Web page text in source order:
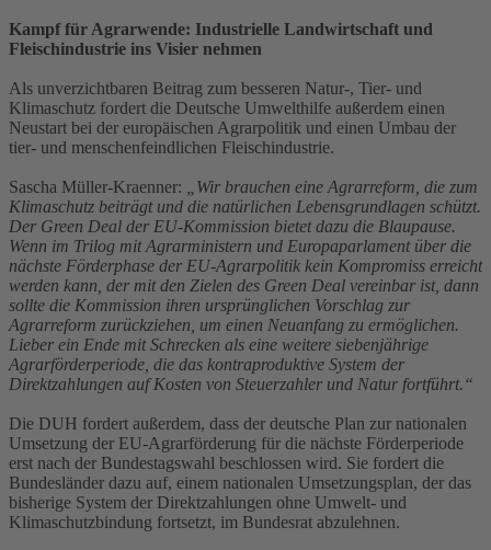
Kampf für Agrarwende: Industrielle Landwirtschaft und
Fleischindustrie ins Visier nehmen
Als unverzichtbaren Beitrag zum besseren Natur-, Tier- und
Klimaschutz fordert die Deutsche Umwelthilfe außerdem einen
Neustart bei der europäischen Agrarpolitik und einen Umbau der
tier- und menschenfeindlichen Fleischindustrie.
Sascha Müller-Kraenner:
„Wir brauchen eine Agrarreform, die zum
Klimaschutz beiträgt und die natürlichen Lebensgrundlagen schützt.
Der Green Deal der EU-Kommission bietet dazu die Blaupause.
Wenn im Trilog mit Agrarministern und Europaparlament über die
nächste Förderphase der EU-Agrarpolitik kein Kompromiss erreicht
werden kann, der mit den Zielen des Green Deal vereinbar ist, dann
sollte die Kommission ihren ursprünglichen Vorschlag zur
Agrarreform zurückziehen, um einen Neuanfang zu ermöglichen.
Lieber ein Ende mit Schrecken als eine weitere siebenjährige
Agrarförderperiode, die das kontraproduktive System der
Direktzahlungen auf Kosten von Steuerzahler und Natur fortführt.“
Die DUH fordert außerdem, dass der deutsche Plan zur nationalen
Umsetzung der EU-Agrarförderung für die nächste Förderperiode
erst nach der Bundestagswahl beschlossen wird. Sie fordert die
Bundesländer dazu auf, einem nationalen Umsetzungsplan, der das
bisherige System der Direktzahlungen ohne Umwelt- und
Klimaschutzbindung fortsetzt, im Bundesrat abzulehnen.